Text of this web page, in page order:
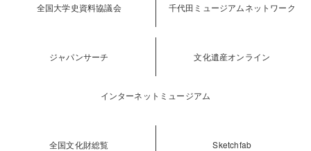
全国大学史資料協議会 千代田ミュージアムネットワーク
ジャパンサーチ 文化遺産オンライン
インターネットミュージアム
全国文化財総覧 Sketchfab